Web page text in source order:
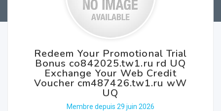
Redeem Your Promotional Trial
Bonus co842025.tw1.ru rd UQ
Exchange Your Web Credit
Voucher cm487426.tw1.ru wW
UQ
Membre depuis 29 juin 2026